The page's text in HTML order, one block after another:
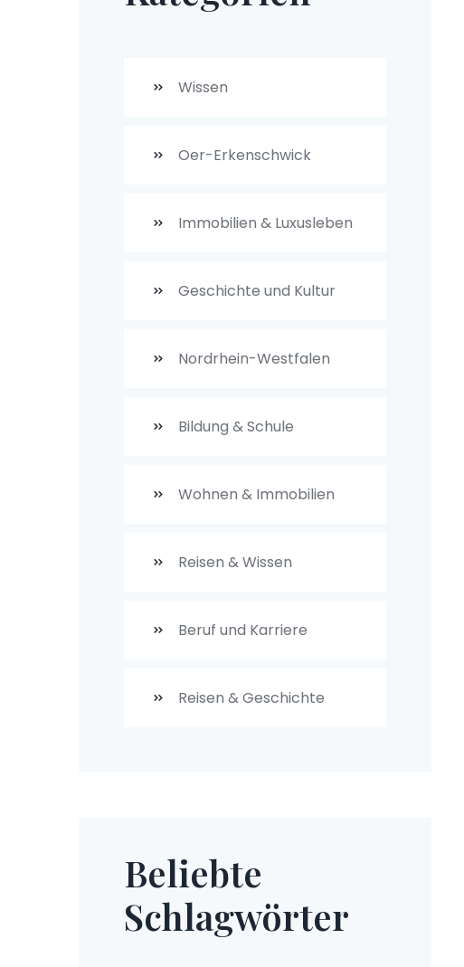
Wissen
Oer-Erkenschwick
Immobilien & Luxusleben
Geschichte und Kultur
Nordrhein-Westfalen
Bildung & Schule
Wohnen & Immobilien
Reisen & Wissen
Beruf und Karriere
Reisen & Geschichte
Beliebte
Schlagwörter